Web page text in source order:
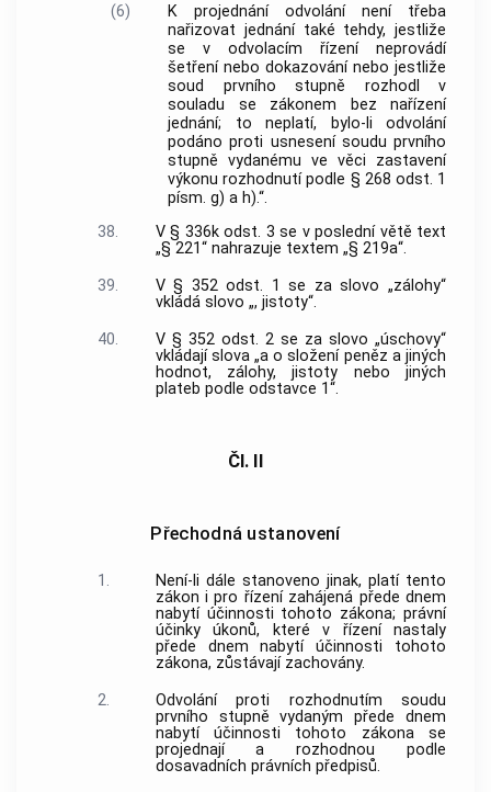
(6)
K projednání odvolání není třeba
nařizovat jednání také tehdy, jestliže
se v odvolacím řízení neprovádí
šetření nebo dokazování nebo jestliže
soud prvního stupně rozhodl v
souladu se zákonem bez nařízení
jednání; to neplatí, bylo-li odvolání
podáno proti usnesení soudu prvního
stupně vydanému ve věci zastavení
výkonu rozhodnutí podle § 268 odst. 1
písm. g) a h).“.
38.
V § 336k odst. 3 se v poslední větě text
„§ 221“ nahrazuje textem „§ 219a“.
39.
V § 352 odst. 1 se za slovo „zálohy“
vkládá slovo „, jistoty“.
40.
V § 352 odst. 2 se za slovo „úschovy“
vkládají slova „a o složení peněz a jiných
hodnot, zálohy, jistoty nebo jiných
plateb podle odstavce 1“.
Čl. II
Přechodná ustanovení
1.
Není-li dále stanoveno jinak, platí tento
zákon i pro řízení zahájená přede dnem
nabytí účinnosti tohoto zákona; právní
účinky úkonů, které v řízení nastaly
přede dnem nabytí účinnosti tohoto
zákona, zůstávají zachovány.
2.
Odvolání proti rozhodnutím soudu
prvního stupně vydaným přede dnem
nabytí účinnosti tohoto zákona se
projednají a rozhodnou podle
dosavadních právních předpisů.